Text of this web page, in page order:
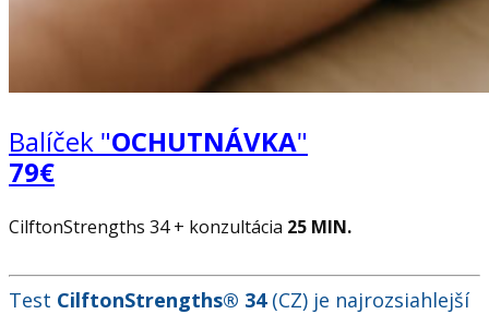
Balíček "OCHUTNÁVKA"
79€
CilftonStrengths 34 + konzultácia 25 MIN.
Test CilftonStrengths® 34(CZ) je najrozsiahlejší